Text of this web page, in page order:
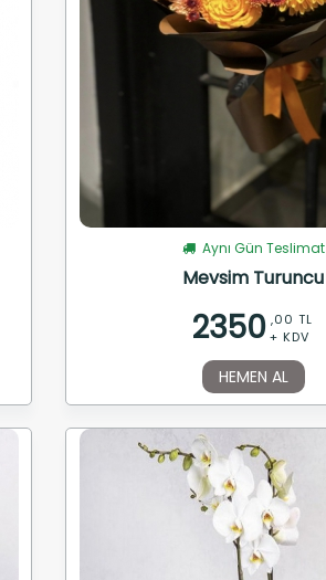
Aynı Gün Teslimat
Mevsim Turuncu
2350 ,00 TL
+ KDV
HEMEN AL